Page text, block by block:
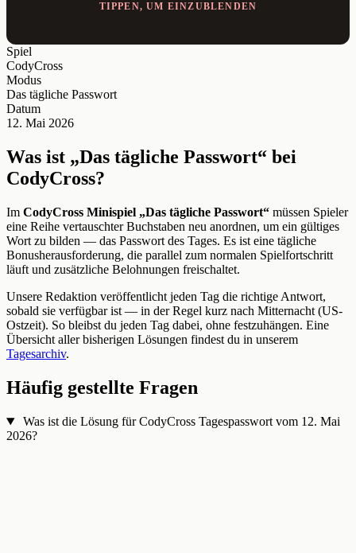
TIPPEN, UM EINZUBLENDEN
Spiel
CodyCross
Modus
Das tägliche Passwort
Datum
12. Mai 2026
Was ist „Das tägliche Passwort“ bei
CodyCross?
Im CodyCross Minispiel „Das tägliche Passwort“ müssen Spieler
eine Reihe vertauschter Buchstaben neu anordnen, um ein gültiges
Wort zu bilden — das Passwort des Tages. Es ist eine tägliche
Bonusherausforderung, die parallel zum normalen Spielfortschritt
läuft und zusätzliche Belohnungen freischaltet.
Unsere Redaktion veröffentlicht jeden Tag die richtige Antwort,
sobald sie verfügbar ist — in der Regel kurz nach Mitternacht (US-
Ostzeit). So bleibst du jeden Tag dabei, ohne festzuhängen. Eine
Übersicht aller bisherigen Lösungen findest du in unserem
Tagesarchiv.
Häufig gestellte Fragen
Was ist die Lösung für CodyCross Tagespasswort vom 12. Mai
2026?